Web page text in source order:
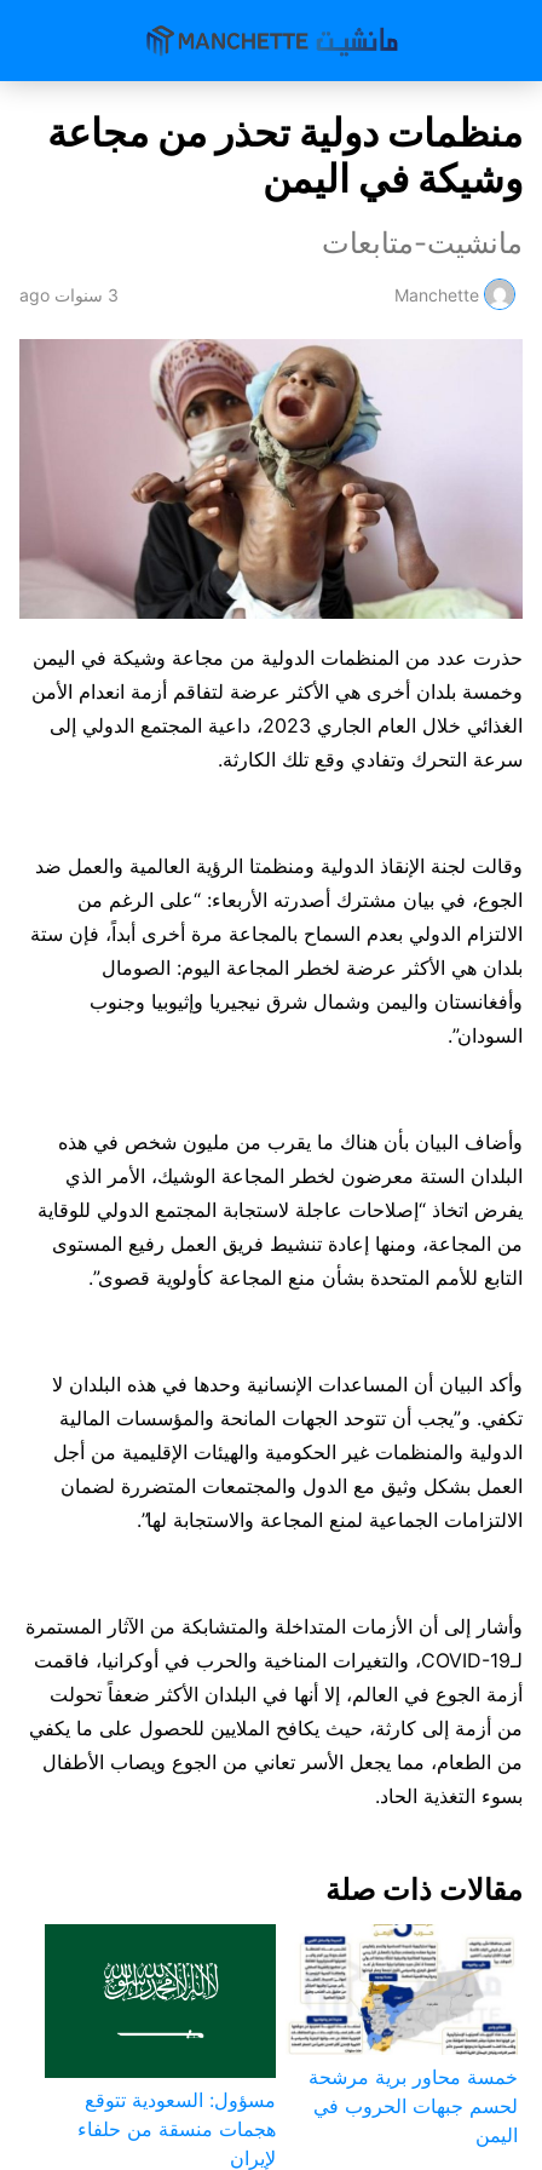
منظمات دولية تحذر من مجاعة
وشيكة في اليمن
مانشيت-متابعات
Manchette 3 سنوات ago
حذرت عدد من المنظمات الدولية من مجاعة وشيكة في اليمن
وخمسة بلدان أخرى هي الأكثر عرضة لتفاقم أزمة انعدام الأمن
الغذائي خلال العام الجاري 2023، داعية المجتمع الدولي إلى
سرعة التحرك وتفادي وقع تلك الكارثة.
وقالت لجنة الإنقاذ الدولية ومنظمتا الرؤية العالمية والعمل ضد
الجوع، في بيان مشترك أصدرته الأربعاء: “على الرغم من
الالتزام الدولي بعدم السماح بالمجاعة مرة أخرى أبداً، فإن ستة
بلدان هي الأكثر عرضة لخطر المجاعة اليوم: الصومال
وأفغانستان واليمن وشمال شرق نيجيريا وإثيوبيا وجنوب
السودان”.
وأضاف البيان بأن هناك ما يقرب من مليون شخص في هذه
البلدان الستة معرضون لخطر المجاعة الوشيك، الأمر الذي
يفرض اتخاذ “إصلاحات عاجلة لاستجابة المجتمع الدولي للوقاية
من المجاعة، ومنها إعادة تنشيط فريق العمل رفيع المستوى
التابع للأمم المتحدة بشأن منع المجاعة كأولوية قصوى”.
وأكد البيان أن المساعدات الإنسانية وحدها في هذه البلدان لا
تكفي. و”يجب أن تتوحد الجهات المانحة والمؤسسات المالية
الدولية والمنظمات غير الحكومية والهيئات الإقليمية من أجل
العمل بشكل وثيق مع الدول والمجتمعات المتضررة لضمان
الالتزامات الجماعية لمنع المجاعة والاستجابة لها”.
وأشار إلى أن الأزمات المتداخلة والمتشابكة من الآثار المستمرة
لـCOVID-19، والتغيرات المناخية والحرب في أوكرانيا، فاقمت
أزمة الجوع في العالم، إلا أنها في البلدان الأكثر ضعفاً تحولت
من أزمة إلى كارثة، حيث يكافح الملايين للحصول على ما يكفي
من الطعام، مما يجعل الأسر تعاني من الجوع ويصاب الأطفال
بسوء التغذية الحاد.
مقالات ذات صلة
خمسة محاور برية مرشحة
لحسم جبهات الحروب في
اليمن
مسؤول: السعودية تتوقع
هجمات منسقة من حلفاء
لإيران